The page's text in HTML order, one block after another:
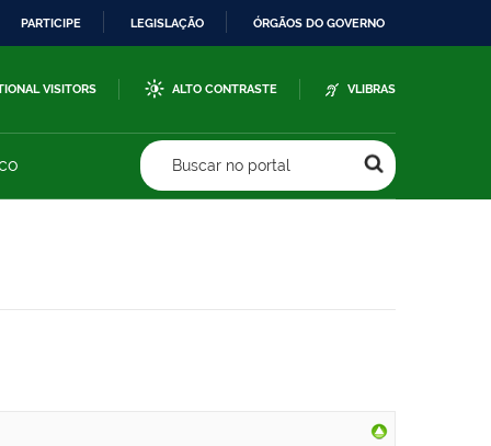
PARTICIPE LEGISLAÇÃO ÓRGÃOS DO GOVERNO
VISITORS ALTO CONTRASTE VLIBRAS
Buscar no portal